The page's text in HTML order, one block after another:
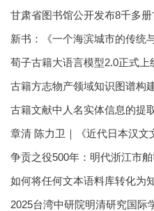
甘肃省图书馆公开发布8千多
新书：《一个海滨城市的传统
荀子古籍大语言模型2.0正式上
古籍方志物产领域知识图谱构
古籍文献中人名实体信息的提
章清 陈力卫｜《近代日本汉文
争贡之役500年：明代浙江市
如何将任何文本语料库转化为
2025台湾中研院明清研究国际